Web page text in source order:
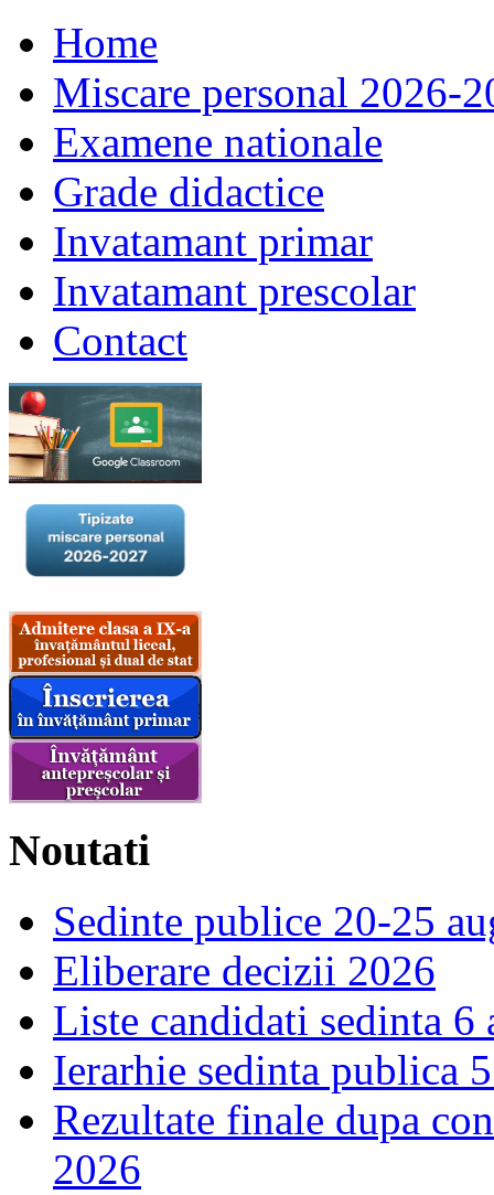
Home
Miscare personal 2026-
Examene nationale
Grade didactice
Invatamant primar
Invatamant prescolar
Contact
Noutati
Sedinte publice 20-25
Eliberare decizii 2026
Liste candidati sedinta 6
Ierarhie sedinta publica
Rezultate finale dupa
2026